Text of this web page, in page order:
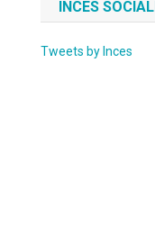
INCES
Tweets by Inces